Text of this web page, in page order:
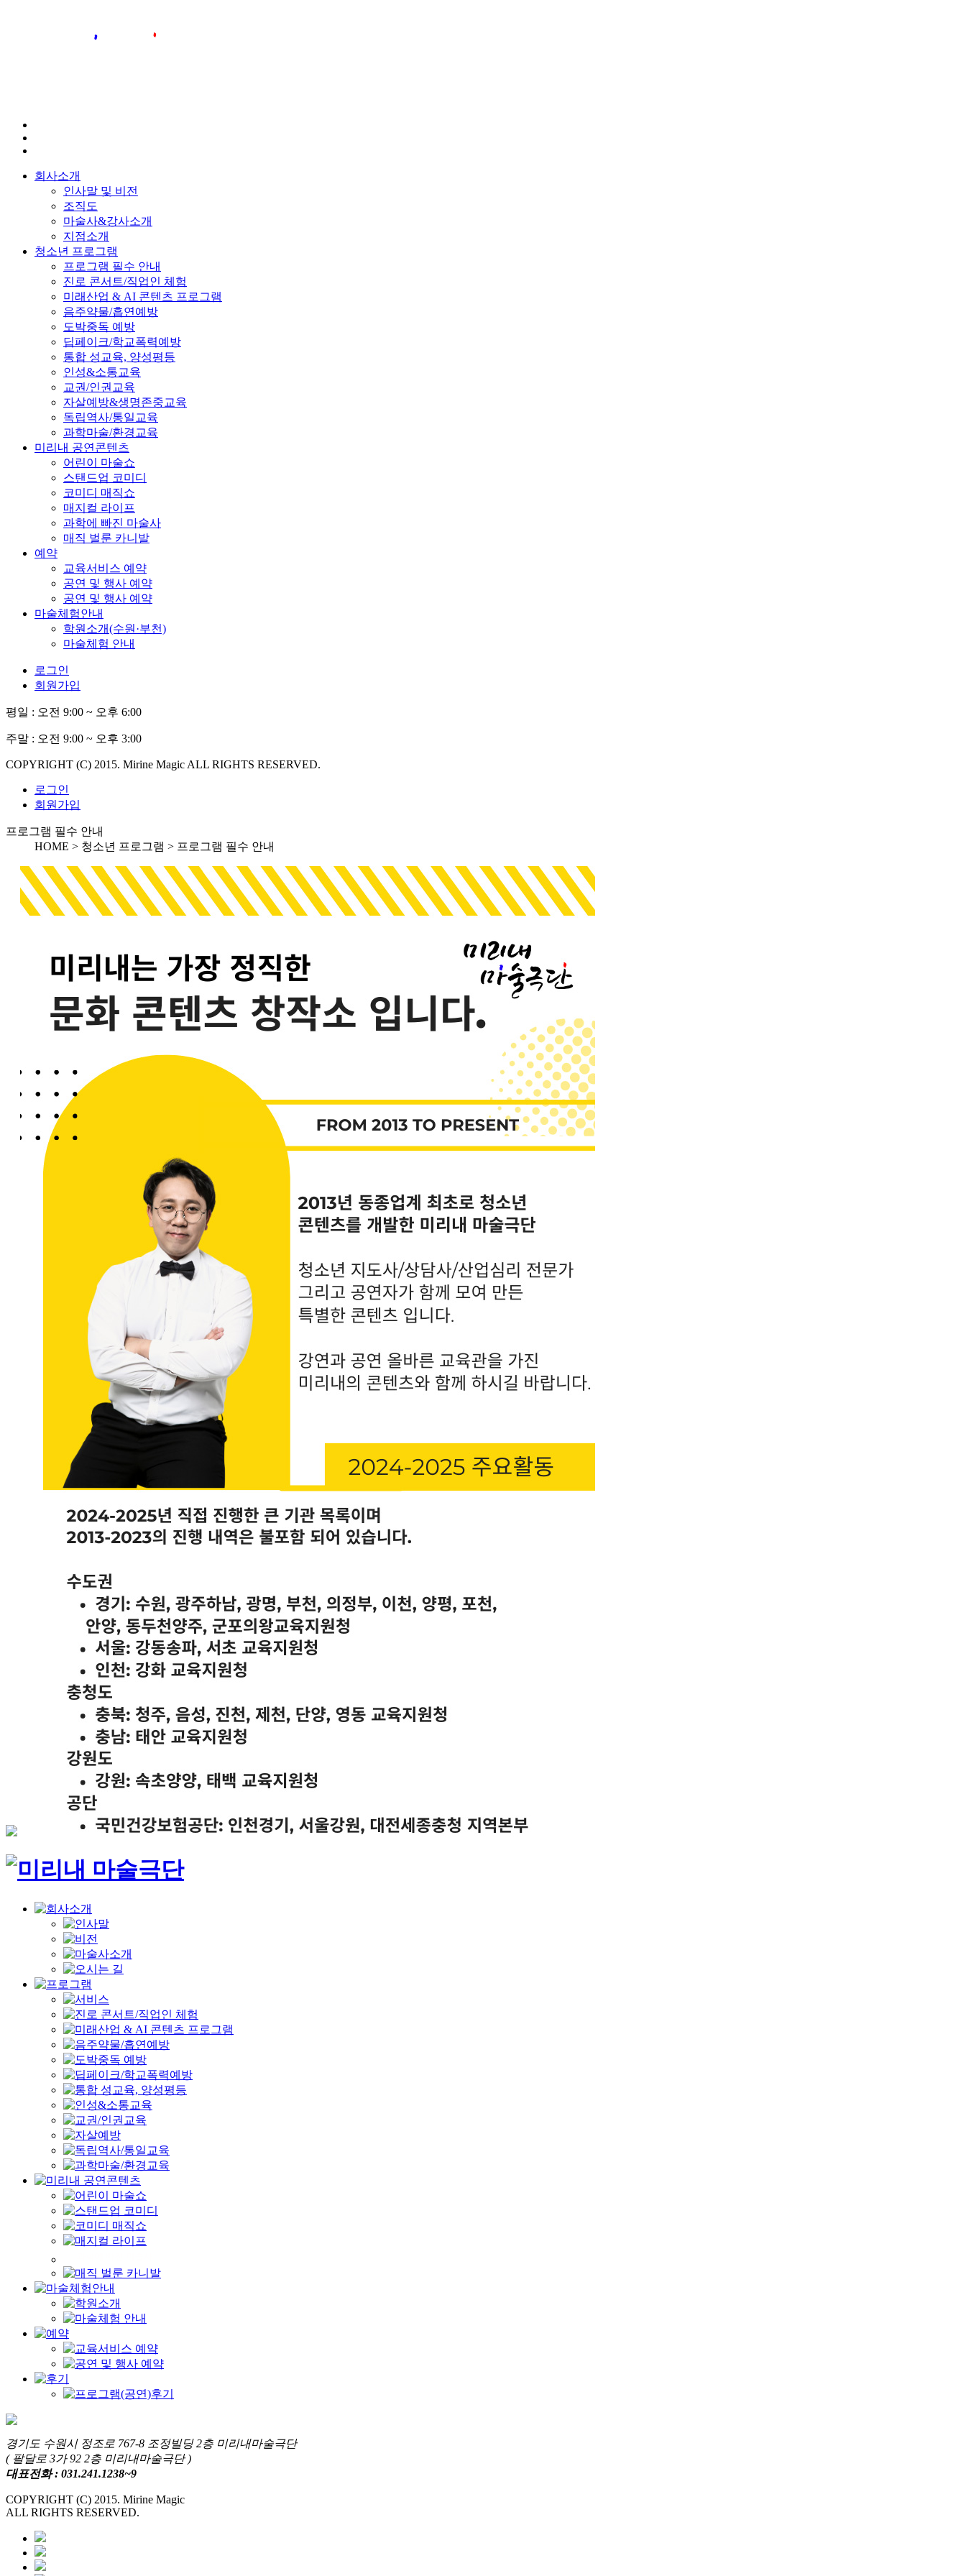
회사소개
인사말 및 비전
조직도
마술사&강사소개
지점소개
청소년 프로그램
프로그램 필수 안내
진로 콘서트/직업인 체험
미래산업 & AI 콘텐츠 프로그램
음주약물/흡연예방
도박중독 예방
딥페이크/학교폭력예방
통합 성교육, 양성평등
인성&소통교육
교권/인권교육
자살예방&생명존중교육
독립역사/통일교육
과학마술/환경교육
미리내 공연콘텐츠
어린이 마술쇼
스탠드업 코미디
코미디 매직쇼
매지컬 라이프
과학에 빠진 마술사
매직 벌룬 카니발
예약
교육서비스 예약
공연 및 행사 예약
공연 및 행사 예약
마술체험안내
학원소개(수원·부천)
마술체험 안내
로그인
회원가입
평일 : 오전 9:00 ~ 오후 6:00
주말 : 오전 9:00 ~ 오후 3:00
COPYRIGHT (C) 2015. Mirine Magic ALL RIGHTS RESERVED.
로그인
회원가입
프로그램 필수 안내
HOME > 청소년 프로그램 > 프로그램 필수 안내
경기도 수원시 정조로 767-8 조정빌딩 2층 미리내마술극단
( 팔달로 3가 92 2층 미리내마술극단 )
대표전화 : 031.241.1238~9
COPYRIGHT (C) 2015. Mirine Magic
ALL RIGHTS RESERVED.